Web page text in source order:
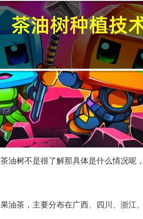
油树不是很了解那具体是什么情况呢
茶，主要分布在广西、四川、浙江、